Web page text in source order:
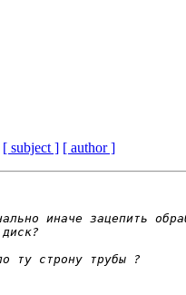
[ subject ] [ author ]